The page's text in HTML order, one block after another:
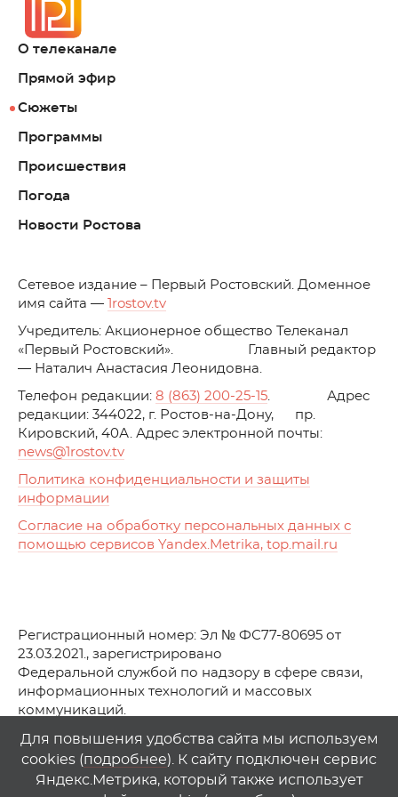
О телеканале
Прямой эфир
Сюжеты
Программы
Происшествия
Погода
Новости Ростова
Cетевое издание – Первый Ростовский. Доменное
имя сайта —
1rostov.tv
Учредитель: Акционерное общество Телеканал
«Первый Ростовский». Главный редактор
— Наталич Анастасия Леонидовна.
Телефон редакции: 8 (863) 200-25-15. Адрес
редакции: 344022, г. Ростов-на-Дону, пр.
Кировский, 40А. Адрес электронной почты:
news@1rostov.tv
Политика конфиденциальности и защиты
информации
Согласие на обработку персональных данных с
помощью сервисов Yandex.Metrika, top.mail.ru
Регистрационный номер: Эл № ФС77-80695 от
23.03.2021., зарегистрировано
Федеральной службой по надзору в сфере связи,
информационных технологий и массовых
коммуникаций.
© АО Телеканал «Первый Ростовский» (2021-2025)
Любое использование материалов сайта возможно
только при указании гиперссылки на1rostov.tv
Для повышения удобства сайта мы используем
cookies (подробнее). К сайту подключен сервис
Яндекс.Метрика, который также использует